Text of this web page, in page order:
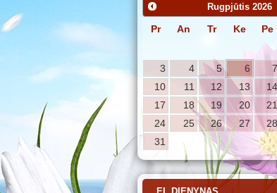
Rugpjūtis 2026
Pr An Tr Ke Pe
3
4 5 6 7
10
11 12 13 14
17
18 19 20 21
24
25 26 27 28
31